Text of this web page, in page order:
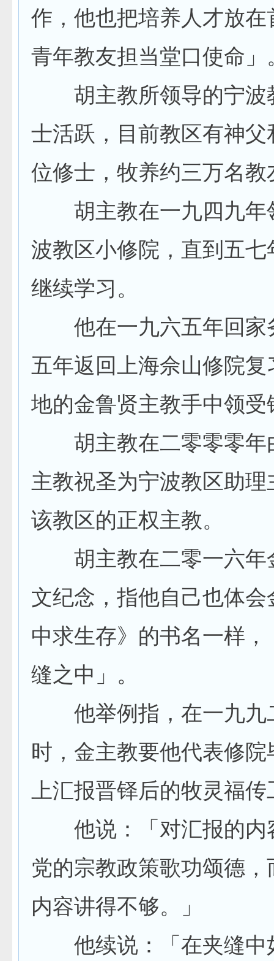
作，他也把培养人才放
青年教友担当堂口使命」
胡主教所领导的宁波
士活跃，目前教区有神
位修士，牧养约三万名教
胡主教在一九四九年
波教区小修院，直到五
继续学习。
他在一九六五年回家
五年返回上海佘山修院
地的金鲁贤主教手中领受
胡主教在二零零零年
主教祝圣为宁波教区助
该教区的正权主教。
胡主教在二零一六年
文纪念，指他自己也体
中求生存》的书名一样
缝之中」。
他举例指，在一九九
时，金主教要他代表修
上汇报晋铎后的牧灵福传
他说：「对汇报的内
党的宗教政策歌功颂德
内容讲得不够。」
他续说：「在夹缝中